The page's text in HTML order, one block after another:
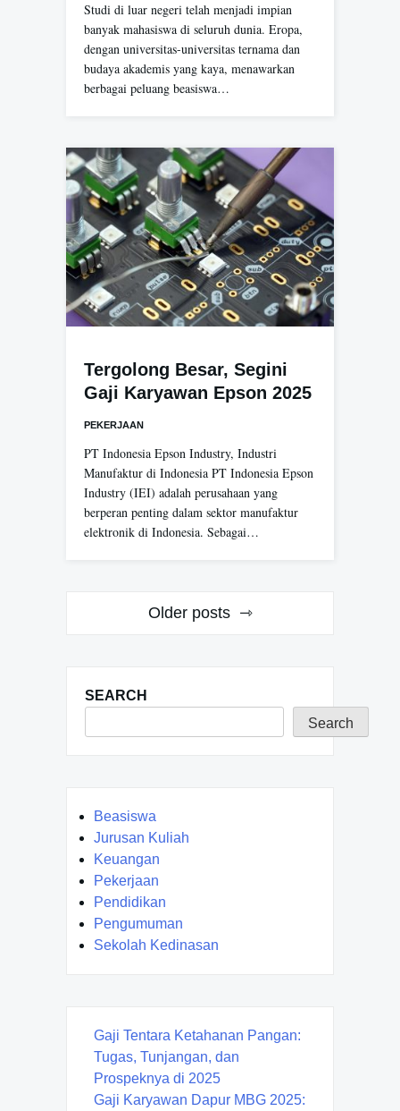
Studi di luar negeri telah menjadi impian
banyak mahasiswa di seluruh dunia. Eropa,
dengan universitas-universitas ternama dan
budaya akademis yang kaya, menawarkan
berbagai peluang beasiswa…
Tergolong Besar, Segini
Gaji Karyawan Epson 2025
PEKERJAAN
PT Indonesia Epson Industry, Industri
Manufaktur di Indonesia PT Indonesia Epson
Industry (IEI) adalah perusahaan yang
berperan penting dalam sektor manufaktur
elektronik di Indonesia. Sebagai…
Older posts
SEARCH
Search
Beasiswa
Jurusan Kuliah
Keuangan
Pekerjaan
Pendidikan
Pengumuman
Sekolah Kedinasan
Gaji Tentara Ketahanan Pangan:
Tugas, Tunjangan, dan
Prospeknya di 2025
Gaji Karyawan Dapur MBG 2025: